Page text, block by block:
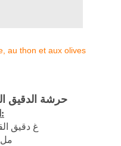
حرشة الدقيق
المقادير:
- 250 غ
-